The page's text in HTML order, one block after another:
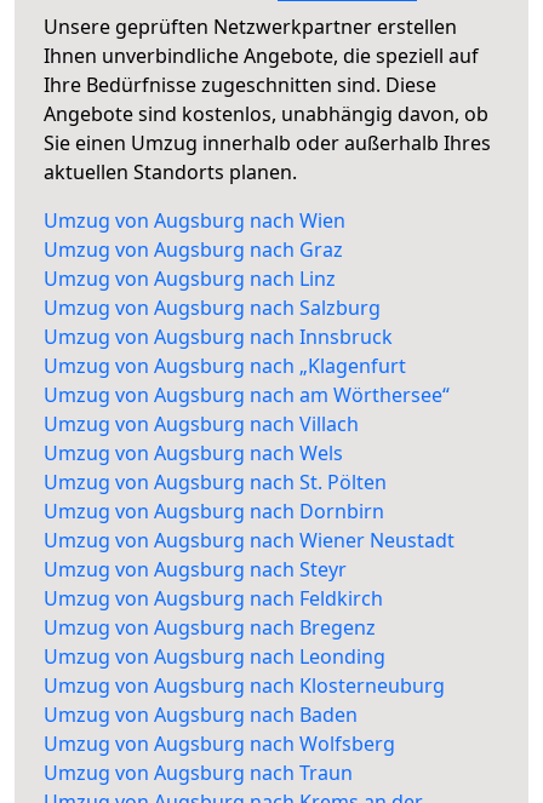
Unsere geprüften Netzwerkpartner erstellen
Ihnen unverbindliche Angebote, die speziell auf
Ihre Bedürfnisse zugeschnitten sind. Diese
Angebote sind kostenlos, unabhängig davon, ob
Sie einen Umzug innerhalb oder außerhalb Ihres
aktuellen Standorts planen.
Umzug von Augsburg nach Wien
Umzug von Augsburg nach Graz
Umzug von Augsburg nach Linz
Umzug von Augsburg nach Salzburg
Umzug von Augsburg nach Innsbruck
Umzug von Augsburg nach „Klagenfurt
Umzug von Augsburg nach am Wörthersee“
Umzug von Augsburg nach Villach
Umzug von Augsburg nach Wels
Umzug von Augsburg nach St. Pölten
Umzug von Augsburg nach Dornbirn
Umzug von Augsburg nach Wiener Neustadt
Umzug von Augsburg nach Steyr
Umzug von Augsburg nach Feldkirch
Umzug von Augsburg nach Bregenz
Umzug von Augsburg nach Leonding
Umzug von Augsburg nach Klosterneuburg
Umzug von Augsburg nach Baden
Umzug von Augsburg nach Wolfsberg
Umzug von Augsburg nach Traun